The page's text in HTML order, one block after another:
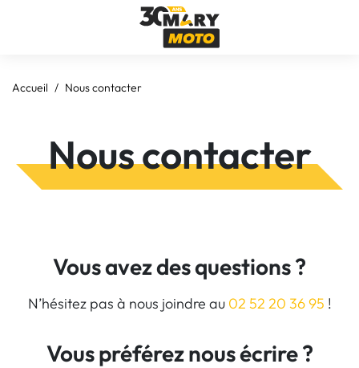
Accueil Nous contacter
Nous contacter
Vous avez des questions ?
N’hésitez pas à nous joindre au 02 52 20 36 95 !
Vous préférez nous écrire ?